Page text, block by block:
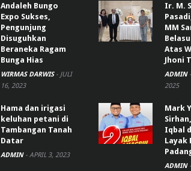
Andaleh Bungo
Expo Sukses,
Pengunjung
Disuguhkan
Beraneka Ragam
Bunga Hias
WIRMAS DARWIS - JULI
16, 2023
Hama dan irigasi
keluhan petani di
Tambangan Tanah
Datar
ADMIN - APRIL 3, 2023
Ir. M.
MM
Atas
Jhoni
ADMIN -
2025
Mark
Iqbal
Layak
ADMIN -